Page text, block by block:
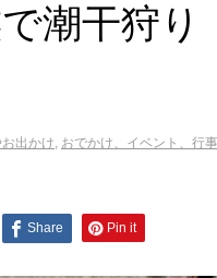
潮干狩
出かけ, おでかけ、イベント、行
Share Pin it